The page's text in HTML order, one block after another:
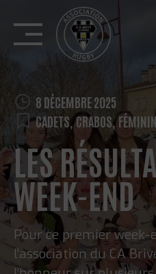
content
8 DÉCEMBRE 2025
CADETS,CRABOS,
LES
WEEK-END
Pour ce premier
l’association du CA